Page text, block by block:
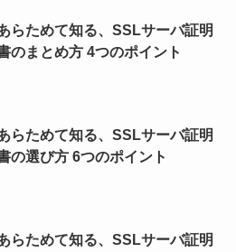
らためて知る、SSLサーバ証明
のまとめ方 4つのポイント
らためて知る、SSLサーバ証明
の選び方 6つのポイント
らためて知る、SSLサーバ証明